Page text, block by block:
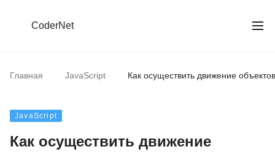
CoderNet
Главная JavaScript Как осуществить движение
JavaScript
Как осуществить движение